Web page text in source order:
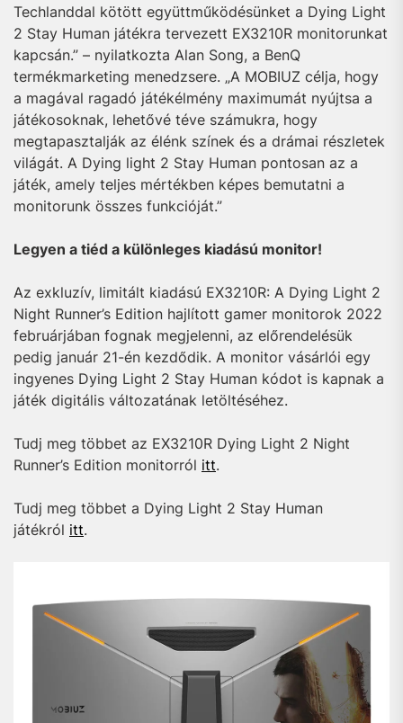
Techlanddal kötött együttműködésünket a Dying Light
2 Stay Human játékra tervezett EX3210R monitorunkat
kapcsán.” – nyilatkozta Alan Song, a BenQ
termékmarketing menedzsere. „A MOBIUZ célja, hogy
a magával ragadó játékélmény maximumát nyújtsa a
játékosoknak, lehetővé téve számukra, hogy
megtapasztalják az élénk színek és a drámai részletek
világát. A Dying light 2 Stay Human pontosan az a
játék, amely teljes mértékben képes bemutatni a
monitorunk összes funkcióját.”
Legyen a tiéd a különleges kiadású monitor!
Az exkluzív, limitált kiadású EX3210R: A Dying Light 2
Night Runner’s Edition hajlított gamer monitorok 2022
februárjában fognak megjelenni, az előrendelésük
pedig január 21-én kezdődik. A monitor vásárlói egy
ingyenes Dying Light 2 Stay Human kódot is kapnak a
játék digitális változatának letöltéséhez.
Tudj meg többet az EX3210R Dying Light 2 Night
Runner’s Edition monitorról itt.
Tudj meg többet a Dying Light 2 Stay Human
játékról itt.